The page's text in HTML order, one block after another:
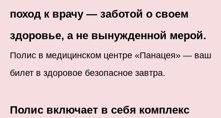
поход к врачу — заботой о своем
здоровье, а не вынужденной мерой.
Полис в медицинском центре «Панацея» — ваш
билет в здоровое безопасное завтра.
Полис включает в себя комплекс